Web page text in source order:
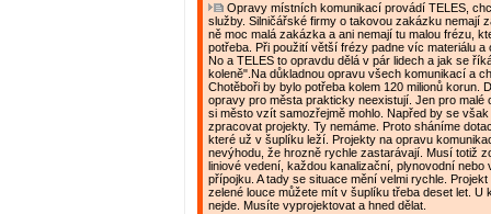
Opravy místních komunikací provádí TELES,
služby. Silničářské firmy o takovou zakázku nemají
ně moc malá zakázka a ani nemají tu malou frézu,
potřeba. Při použití větší frézy padne víc materiálu a
No a TELES to opravdu dělá v pár lidech a jak se
koleně".Na důkladnou opravu všech komunikací a
Chotěboři by bylo potřeba kolem 120 milionů korun.
opravy pro města prakticky neexistují. Jen pro malé
si město vzít samozřejmě mohlo. Napřed by se
zpracovat projekty. Ty nemáme. Proto sháníme
které už v šuplíku leží. Projekty na opravu
nevýhodu, že hrozně rychle zastarávají. Musí totiž
liniové vedení, každou kanalizační, plynovodní nebo
přípojku. A tady se situace mění velmi rychle.
zelené louce můžete mít v šuplíku třeba deset let. U
nejde. Musíte vyprojektovat a hned dělat.